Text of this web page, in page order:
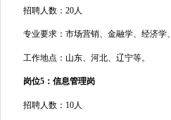
招聘人数： 20人
专业要求： 市场营销、金融学、经济学
工作地点：山东 、河北、辽宁等。
岗位5：信息管理岗
招聘人数： 10人